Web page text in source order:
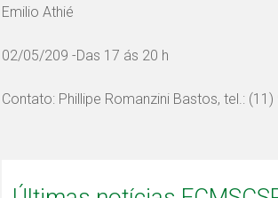
Emilio Athié
02/05/209 -Das 17 ás 20 h
Contato: Phillipe Romanzini Bastos, tel.: